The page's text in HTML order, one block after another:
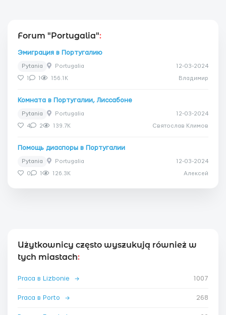
Forum "Portugalia":
Эмиграция в Португалию
Pytania Portugalia 12-03-2024
1 1 156.1K Владимир
Комната в Португалии, Лиссабоне
Pytania Portugalia 12-03-2024
4 2 139.7K Святослав Климов
Помощь диаспоры в Португалии
Pytania Portugalia 12-03-2024
0 1 126.3K Алексей
Użytkownicy często wyszukują również w
tych miastach:
Praca в Lizbonie → 1007
Praca в Porto → 268